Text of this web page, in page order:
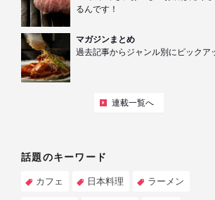
るんです！
マガジンまとめ
過去記事からジャンル別にピックア
連載一覧へ
話題のキーワード
カフェ 日本料理 ラーメン